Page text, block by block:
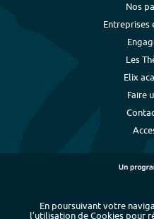
Nos
Entreprises
Les
Elix
Faire
En poursuivant votre
l’utilisation de Cookies pour